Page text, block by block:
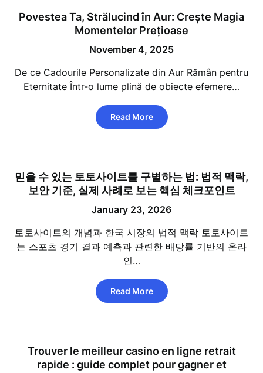
Povestea Ta, Strălucind în Aur: Crește Magia
Momentelor Prețioase
November 4, 2025
De ce Cadourile Personalizate din Aur Rămân pentru
Eternitate Într-o lume plină de obiecte efemere…
Read More
믿을 수 있는 토토사이트를 구별하는 법: 법적 맥락,
보안 기준, 실제 사례로 보는 핵심 체크포인트
January 23, 2026
토토사이트의 개념과 한국 시장의 법적 맥락 토토사이트
는 스포츠 경기 결과 예측과 관련한 배당률 기반의 온라
인…
Read More
Trouver le meilleur casino en ligne retrait
rapide : guide complet pour gagner et